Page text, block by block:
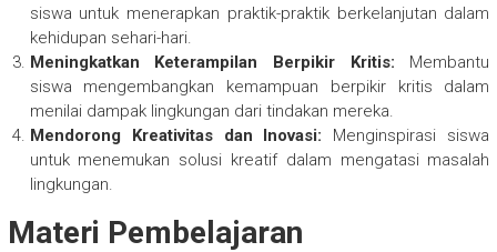
siswa untuk menerapkan praktik-praktik berkelanjutan dalam
kehidupan sehari-hari.
Meningkatkan Keterampilan Berpikir Kritis: Membantu
siswa mengembangkan kemampuan berpikir kritis dalam
menilai dampak lingkungan dari tindakan mereka.
Mendorong Kreativitas dan Inovasi: Menginspirasi siswa
untuk menemukan solusi kreatif dalam mengatasi masalah
lingkungan.
Materi Pembelajaran